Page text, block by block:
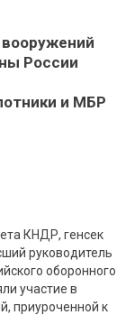
России
и МБР
КНДР, генсек
руководитель
оборонного
участие в
приуроченной к